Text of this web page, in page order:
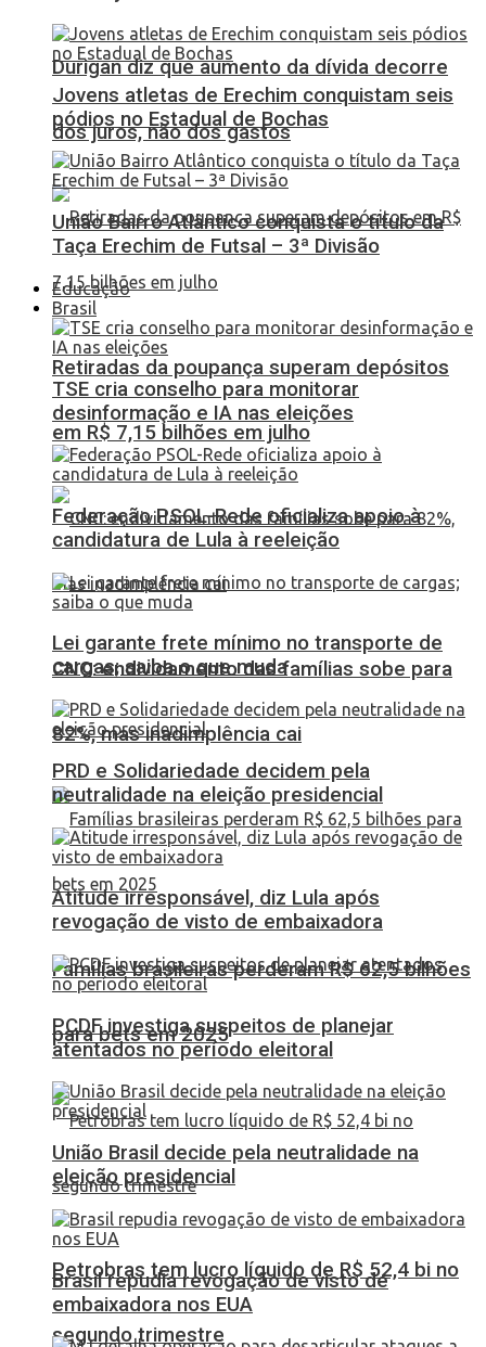
Durigan diz que aumento da dívida decorre
dos juros, não dos gastos
Retiradas da poupança superam depósitos
em R$ 7,15 bilhões em julho
CNC: endividamento das famílias sobe para
82%, mas inadimplência cai
Famílias brasileiras perderam R$ 62,5 bilhões
para bets em 2025
Petrobras tem lucro líquido de R$ 52,4 bi no
segundo trimestre
Jovens atletas de Erechim conquistam seis
pódios no Estadual de Bochas
União Bairro Atlântico conquista o título da
Taça Erechim de Futsal – 3ª Divisão
Educação
Brasil
TSE cria conselho para monitorar
desinformação e IA nas eleições
Federação PSOL-Rede oficializa apoio à
candidatura de Lula à reeleição
Lei garante frete mínimo no transporte de
cargas; saiba o que muda
PRD e Solidariedade decidem pela
neutralidade na eleição presidencial
Atitude irresponsável, diz Lula após
revogação de visto de embaixadora
PCDF investiga suspeitos de planejar
atentados no período eleitoral
União Brasil decide pela neutralidade na
eleição presidencial
Brasil repudia revogação de visto de
embaixadora nos EUA